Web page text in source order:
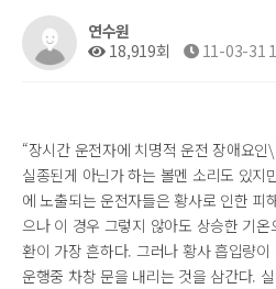
연수원
18,919회
11-03-31
“장시간 운전자에 치명적 운전 장애요
실종된게 아닌가 하는 볼멘 소리도 있
에 노출되는 운전자들은 황사로 인한
으나 이 경우 그렇지 않아도 상승한 기
환이 가장 흔하다. 그러나 황사 흡입량
운행중 차창 문을 내리는 것을 삼간다.